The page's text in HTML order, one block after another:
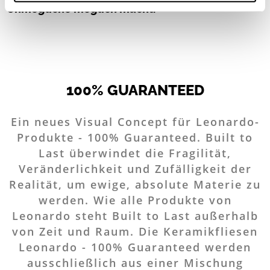
analytics, per i quali non occorre il tuo consenso. Potrai
Unmögliche möglich macht.
100% GUARANTEED
Ein neues Visual Concept für Leonardo-
Produkte - 100% Guaranteed. Built to
Last überwindet die Fragilität,
Veränderlichkeit und Zufälligkeit der
Realität, um ewige, absolute Materie zu
werden. Wie alle Produkte von
Leonardo steht Built to Last außerhalb
von Zeit und Raum. Die Keramikfliesen
Leonardo - 100% Guaranteed werden
ausschließlich aus einer Mischung